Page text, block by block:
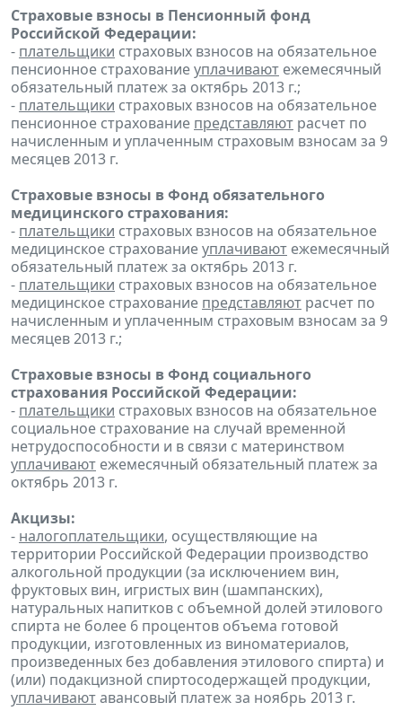
Страховые взносы в Пенсионный фонд
Российской Федерации:
- плательщики страховых взносов на обязательное
пенсионное страхованиеуплачивают ежемесячный
обязательный платеж за октябрь 2013 г.;
- плательщики страховых взносов на обязательное
пенсионное страхование представляют расчет по
начисленным и уплаченным страховым взносам за 9
месяцев 2013 г.
Страховые взносы в Фонд обязательного
медицинского страхования:
- плательщики страховых взносов на обязательное
медицинское страхованиеуплачивают ежемесячный
обязательный платеж за октябрь 2013 г.
- плательщики страховых взносов на обязательное
медицинское страхование представляют расчет по
начисленным и уплаченным страховым взносам за 9
месяцев 2013 г.;
Страховые взносы в Фонд социального
страхования Российской Федерации:
- плательщики страховых взносов на обязательное
социальное страхование на случай временной
нетрудоспособности и в связи с материнством
уплачивают ежемесячный обязательный платеж за
октябрь 2013 г.
Акцизы:
- налогоплательщики, осуществляющие на
территории Российской Федерации производство
алкогольной продукции (за исключением вин,
фруктовых вин, игристых вин (шампанских),
натуральных напитков с объемной долей этилового
спирта не более 6 процентов объема готовой
продукции, изготовленных из виноматериалов,
произведенных без добавления этилового спирта) и
(или) подакцизной спиртосодержащей продукции,
уплачиваютавансовый платеж за ноябрь 2013 г.